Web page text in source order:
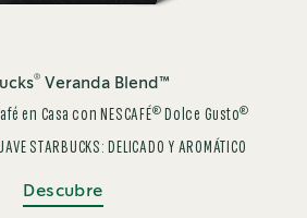
®Veranda Blend™
en Casa con NESCAFÉ® Dolce Gusto®
STARBUCKS: DELICADO Y AROMÁTICO
Descubre